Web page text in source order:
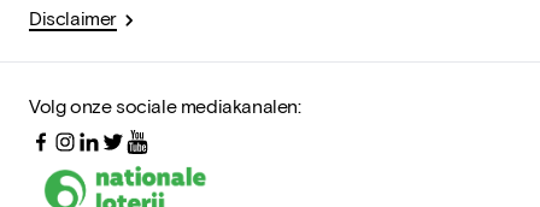
Disclaimer
Volg onze sociale mediakanalen: